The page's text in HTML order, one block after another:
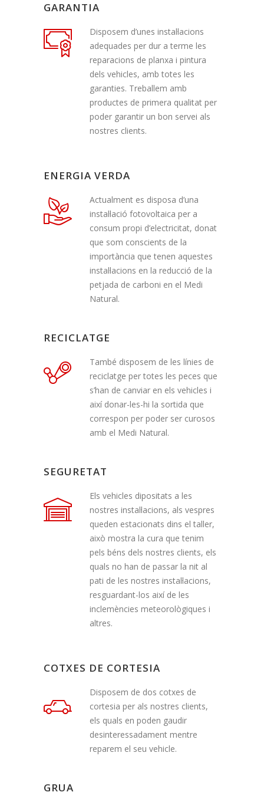
GARANTIA
Disposem d’unes instal·lacions
adequades per dur a terme les
reparacions de planxa i pintura
dels vehicles, amb totes les
garanties. Treballem amb
productes de primera qualitat per
poder garantir un bon servei als
nostres clients.
ENERGIA VERDA
Actualment es disposa d’una
instal·lació fotovoltaica per a
consum propi d’electricitat, donat
que som conscients de la
importància que tenen aquestes
instal·lacions en la reducció de la
petjada de carboni en el Medi
Natural.
RECICLATGE
També disposem de les línies de
reciclatge per totes les peces que
s’han de canviar en els vehicles i
així donar-les-hi la sortida que
correspon per poder ser curosos
amb el Medi Natural.
SEGURETAT
Els vehicles dipositats a les
nostres instal·lacions, als vespres
queden estacionats dins el taller,
això mostra la cura que tenim
pels béns dels nostres clients, els
quals no han de passar la nit al
pati de les nostres instal·lacions,
resguardant-los així de les
inclemències meteorològiques i
altres.
COTXES DE CORTESIA
Disposem de dos cotxes de
cortesia per als nostres clients,
els quals en poden gaudir
desinteressadament mentre
reparem el seu vehicle.
GRUA